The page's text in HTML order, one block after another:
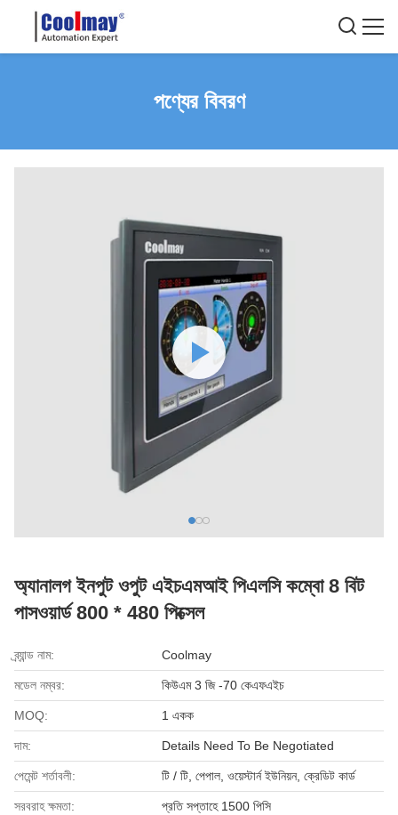
পণ্যের বিবরণ
অ্যানালগ ইনপুট ওপুট এইচএমআই পিএলসি কম্বো 8 বিট
পাসওয়ার্ড 800 * 480 পিক্সেল
ব্র্যান্ড নাম: Coolmay
মডেল নম্বর: কিউএম 3 জি -70 কেএফএইচ
MOQ: 1 একক
দাম: Details Need To Be Negotiated
পেমেন্ট শর্তাবলী: টি / টি, পেপাল, ওয়েস্টার্ন ইউনিয়ন, ক্রেডিট কার্ড
সরবরাহ ক্ষমতা: প্রতি সপ্তাহে 1500 পিসি